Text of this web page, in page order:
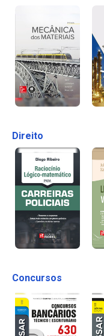
Direito
Concursos